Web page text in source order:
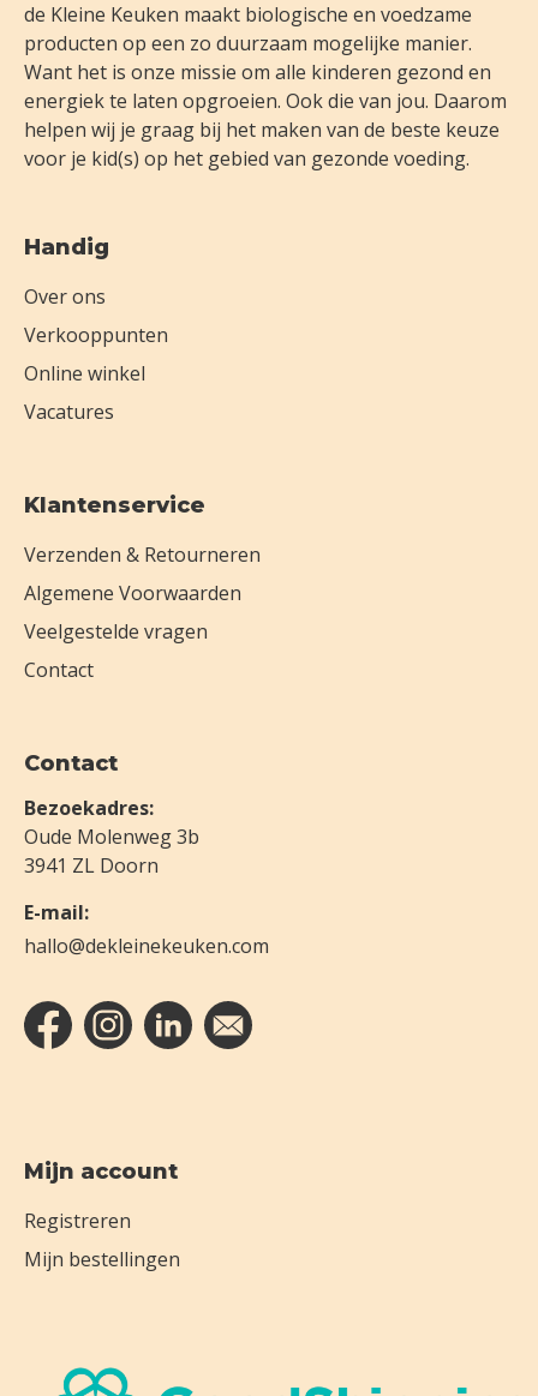
de Kleine Keuken maakt biologische en voedzame
producten op een zo duurzaam mogelijke manier.
Want het is onze missie om alle kinderen gezond en
energiek te laten opgroeien. Ook die van jou. Daarom
helpen wij je graag bij het maken van de beste keuze
voor je kid(s) op het gebied van gezonde voeding.
Handig
Over ons
Verkooppunten
Online winkel
Vacatures
Klantenservice
Verzenden & Retourneren
Algemene Voorwaarden
Veelgestelde vragen
Contact
Contact
Bezoekadres:
Oude Molenweg 3b
3941 ZL Doorn
E-mail:
hallo@dekleinekeuken.com
Mijn account
Registreren
Mijn bestellingen